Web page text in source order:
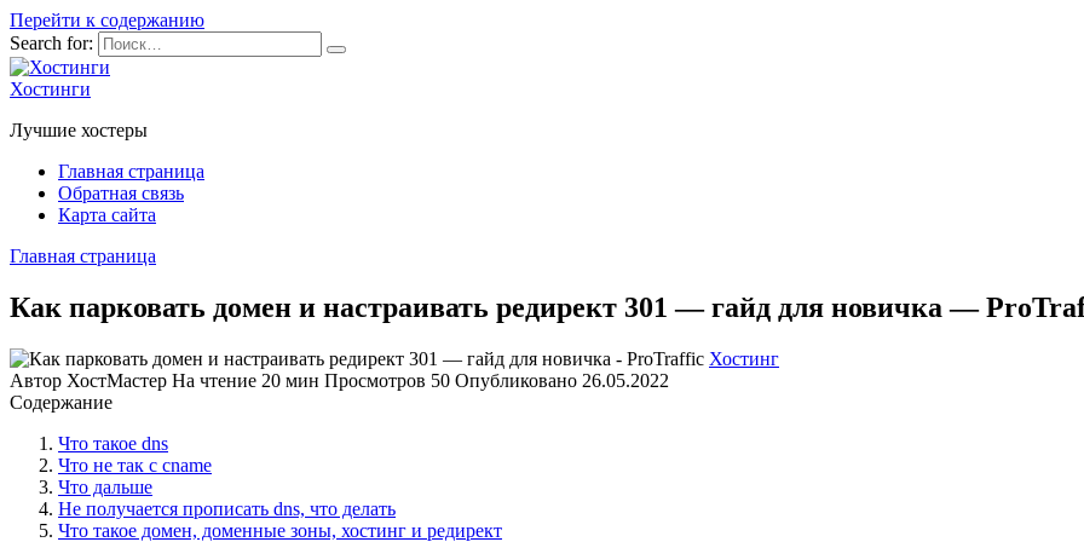
Перейти к содержанию
Search for:
Хостинги
Лучшие хостеры
Главная страница
Обратная связь
Карта сайта
Главная страница
Как парковать домен и настраивать редирект 301 — гайд для новичка —
Хостинг
Автор ХостМастер На чтение 20 мин Просмотров 50 Опубликовано 26.05.2022
Содержание
Что такое dns
Что не так с cname
Что дальше
Не получается прописать dns, что делать
Что такое домен, доменные зоны, хостинг и редирект